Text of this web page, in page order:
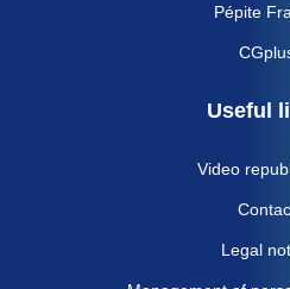
Pépite
Useful
Video
Legal